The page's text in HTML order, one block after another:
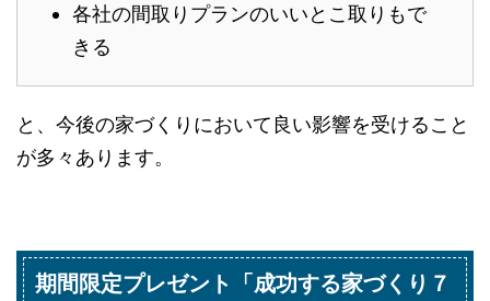
各社の間取りプランのいいとこ取りもで
きる
と、今後の家づくりにおいて良い影響を受けること
が多々あります。
期間限定プレゼント「成功する家づくり７